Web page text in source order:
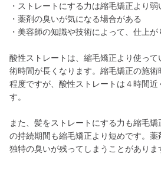
・ストレートにする力は縮毛矯正より弱
・薬剤の臭いが気になる場合がある
・美容師の知識や技術によって、仕上
酸性ストレートは、縮毛矯正より使っ
術時間が長くなります。縮毛矯正の施術
程度ですが、酸性ストレートは４時間近
す。
また、髪をストレートにする力も縮毛矯
の持続期間も縮毛矯正より短めです。薬
独特の臭いが残ってしまうことがありま